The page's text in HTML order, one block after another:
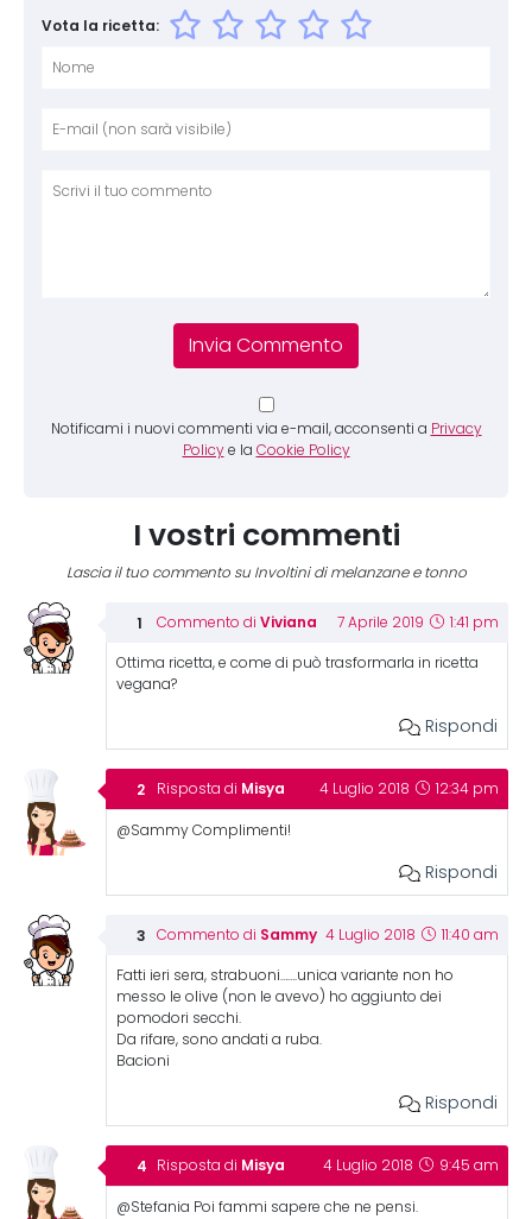
Vota la ricetta:
Notificami i nuovi commenti via e-mail, acconsenti a Privacy
Policy e la Cookie Policy
I vostri commenti
Lascia il tuo commento su Involtini di melanzane e tonno
Commento di Viviana 7 Aprile 2019 1:41 pm
Ottima ricetta, e come di può trasformarla in ricetta
vegana?
Rispondi
Risposta di Misya 4 Luglio 2018 12:34 pm
@Sammy Complimenti!
Rispondi
Commento di Sammy 4 Luglio 2018 11:40 am
Fatti ieri sera, strabuoni…….unica variante non ho
messo le olive (non le avevo) ho aggiunto dei
pomodori secchi.
Da rifare, sono andati a ruba.
Bacioni
Rispondi
Risposta di Misya 4 Luglio 2018 9:45 am
@Stefania Poi fammi sapere che ne pensi.